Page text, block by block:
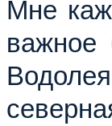
Мне
важное